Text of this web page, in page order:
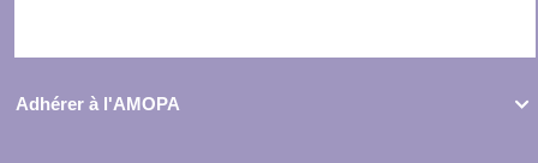

Adhérer à l'AMOPA